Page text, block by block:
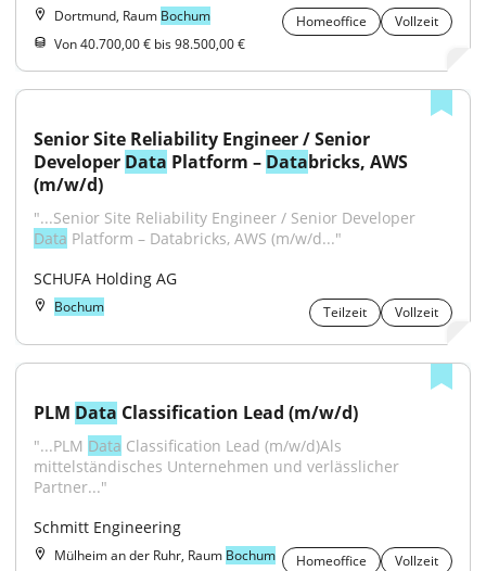
Dortmund, Raum Bochum Homeoffice
Vollzeit
Von 40.700,00 € bis 98.500,00 €
Senior Site Reliability Engineer / Senior
Developer Data Platform – Databricks, AWS
(m/w/d)
Data Platform – Databricks, AWS (m/w/d..."
SCHUFA Holding AG
Bochum Teilzeit Vollzeit
PLM Data Classification Lead (m/w/d)
"...PLM Data Classification Lead (m/w/d)Als
mittelständisches Unternehmen und verlässlicher
Partner..."
Schmitt Engineering
Mülheim an der Ruhr, Raum Bochum Homeoffice
Vollzeit